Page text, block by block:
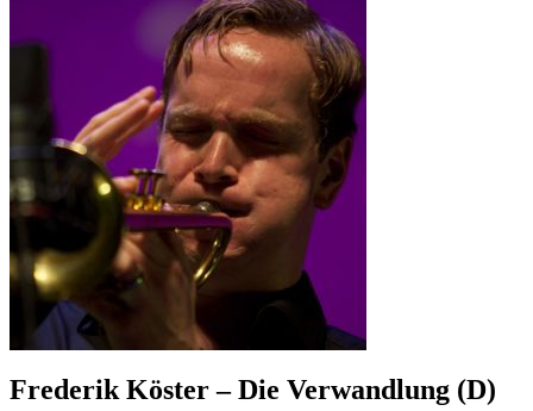
Frederik Köster – Die Verwandlung (D)